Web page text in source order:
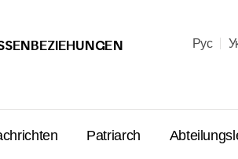
Рус
Patriarch